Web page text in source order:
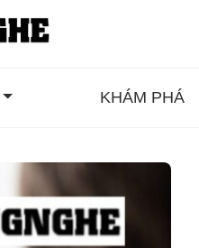
KHÁM PHÁ